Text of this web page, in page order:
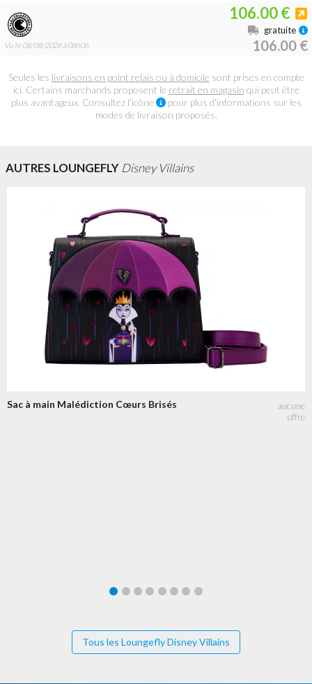
Vu le 08/08/2026 à 06h06
106.00 €
106.00 €
gratuite
Seules les livraisons en point relais ou à domicile sont prises en compte
ici. Certains marchands proposent le retrait en magasin qui peut être
plus avantageux. Consultez l'icône
pour plus d'informations sur les
modes de livraison proposés.
AUTRES LOUNGEFLY Disney Villains
Sac à main Malédiction Cœurs Brisés
Tous les Loungefly Disney Villains